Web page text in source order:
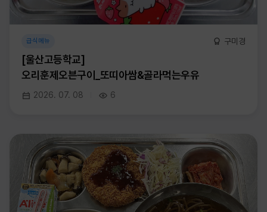
급식메뉴 구미경
[울산고등학교]
오리훈제오븐구이_또띠아쌈&골라먹는우유
2026. 07. 08 6